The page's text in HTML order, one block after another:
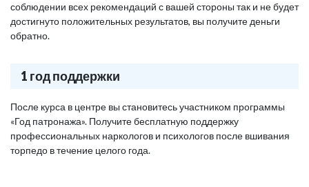
соблюдении всех рекомендаций с вашей стороны так и не будет
достигнуто положительных результатов, вы получите деньги
обратно.
1 год поддержки
После курса в центре вы становитесь участником программы
«Год патронажа». Получите бесплатную поддержку
профессиональных наркологов и психологов после вшивания
торпедо в течение целого года.